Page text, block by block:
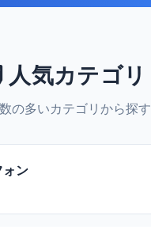
気カテゴリ
の多いカテゴリから探す
ォン